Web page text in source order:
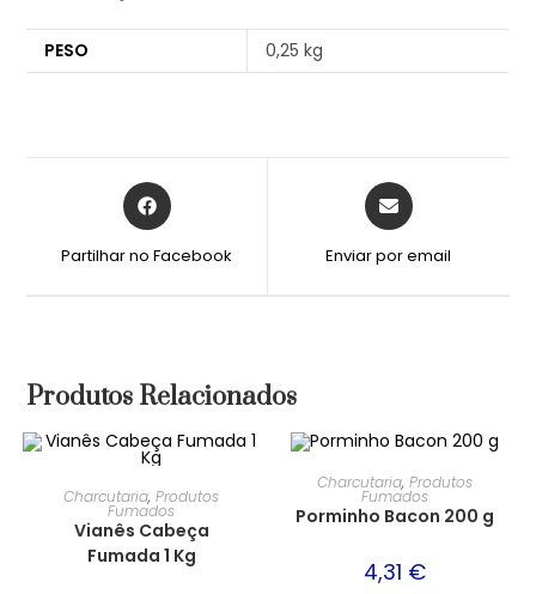
PESO 0,25 kg
Partilhar no Facebook Enviar por email
Produtos Relacionados
Charcutaria,Produtos
Fumados
Vianês Cabeça
Fumada 1 Kg
Charcutaria, Produtos
Fumados
Porminho Bacon 200 g
4,31 €